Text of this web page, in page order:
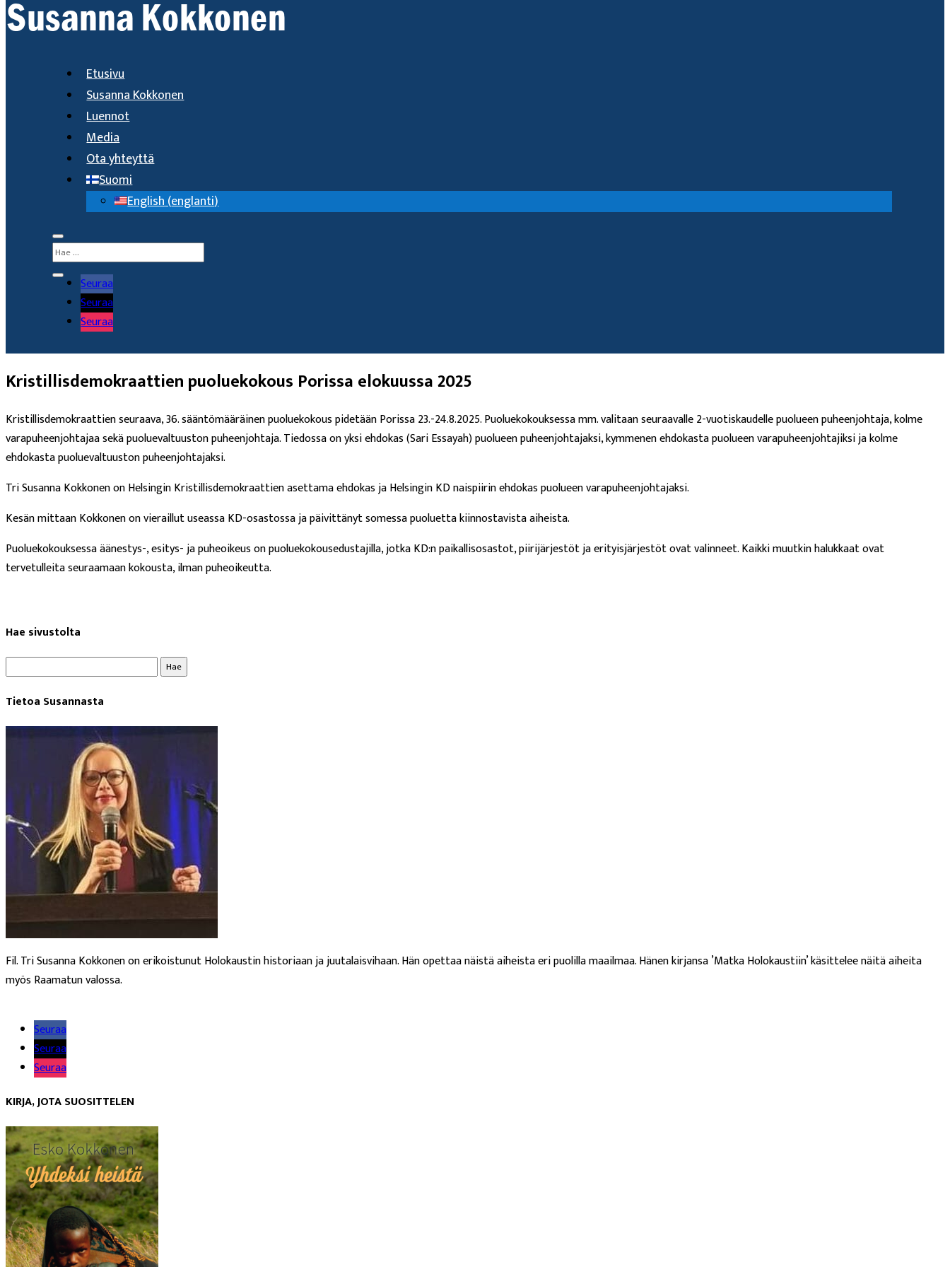
Etusivu
Susanna Kokkonen
Luennot
Media
Ota yhteyttä
Suomi
English(englanti)
Seuraa
Seuraa
Seuraa
Kristillisdemokraattien puoluekokous Porissa elokuussa 2025
Kristillisdemokraattien seuraava, 36. sääntömääräinen puoluekokous pidetään Porissa 23.-24.8.2025. Puoluekokouksessa mm. valitaan seuraavalle 2-vuotiskaudelle puolueen puheenjohtaja, kolme
varapuheenjohtajaa sekä puoluevaltuuston puheenjohtaja. Tiedossa on yksi ehdokas (Sari Essayah) puolueen puheenjohtajaksi, kymmenen ehdokasta puolueen varapuheenjohtajiksi ja kolme
ehdokasta puoluevaltuuston puheenjohtajaksi.
Tri Susanna Kokkonen on Helsingin Kristillisdemokraattien asettama ehdokas ja Helsingin KD naispiirin ehdokas puolueen varapuheenjohtajaksi.
Kesän mittaan Kokkonen on vieraillut useassa KD-osastossa ja päivittänyt somessa puoluetta kiinnostavista aiheista.
Puoluekokouksessa äänestys-, esitys- ja puheoikeus on puoluekokousedustajilla, jotka KD:n paikallisosastot, piirijärjestöt ja erityisjärjestöt ovat valinneet. Kaikki muutkin halukkaat ovat
tervetulleita seuraamaan kokousta, ilman puheoikeutta.
Hae sivustolta
Tietoa Susannasta
Fil. Tri Susanna Kokkonen on erikoistunut Holokaustin historiaan ja juutalaisvihaan. Hän opettaa näistä aiheista eri puolilla maailmaa. Hänen kirjansa ’Matka Holokaustiin’ käsittelee näitä aiheita
myös Raamatun valossa.
Seuraa
Seuraa
Seuraa
KIRJA, JOTA SUOSITTELEN